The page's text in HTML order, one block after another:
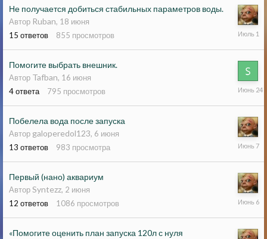
Не получается добиться стабильных параметров воды.
Автор Ruban, 18 июня
15 ответов 855 просмотров
1
Помогите выбрать внешник.
Автор Tafban, 16 июня
4ответа 795 просмотров
24
Побелела вода после запуска
Автор galoperedol123, 6 июня
13 ответов 983 просмотра
7
Первый (нано) аквариум
АвторSyntezz, 2 июня
12 ответов 1086 просмотров
6
«Помогите оценить план запуска 120л с нуля